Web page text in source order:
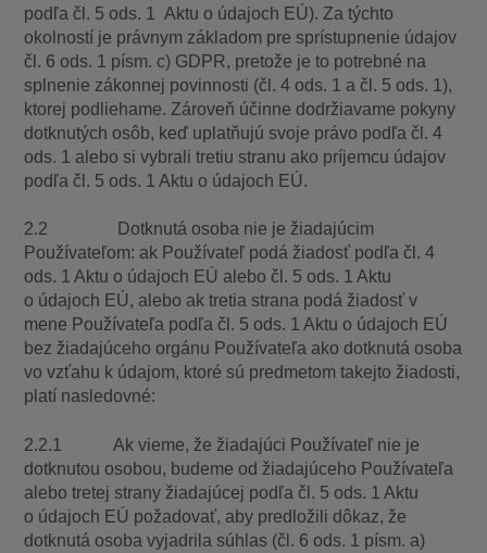
podľa čl. 5 ods. 1 Aktu o údajoch EÚ). Za týchto
okolností je právnym základom pre sprístupnenie údajov
čl. 6 ods. 1 písm. c) GDPR, pretože je to potrebné na
splnenie zákonnej povinnosti (čl. 4 ods. 1 a čl. 5 ods. 1),
ktorej podliehame. Zároveň účinne dodržiavame pokyny
dotknutých osôb, keď uplatňujú svoje právo podľa čl. 4
ods. 1 alebo si vybrali tretiu stranu ako príjemcu údajov
podľa čl. 5 ods. 1 Aktu o údajoch EÚ.
2.2 Dotknutá osoba nie je žiadajúcim
Používateľom: ak Používateľ podá žiadosť podľa čl. 4
ods. 1 Aktu o údajoch EÚ alebo čl. 5 ods. 1 Aktu
o údajoch EÚ, alebo ak tretia strana podá žiadosť v
mene Používateľa podľa čl. 5 ods. 1 Aktu o údajoch EÚ
bez žiadajúceho orgánu Používateľa ako dotknutá osoba
vo vzťahu k údajom, ktoré sú predmetom takejto žiadosti,
platí nasledovné:
2.2.1 Ak vieme, že žiadajúci Používateľ nie je
dotknutou osobou, budeme od žiadajúceho Používateľa
alebo tretej strany žiadajúcej podľa čl. 5 ods. 1 Aktu
o údajoch EÚ požadovať, aby predložili dôkaz, že
dotknutá osoba vyjadrila súhlas (čl. 6 ods. 1 písm. a)